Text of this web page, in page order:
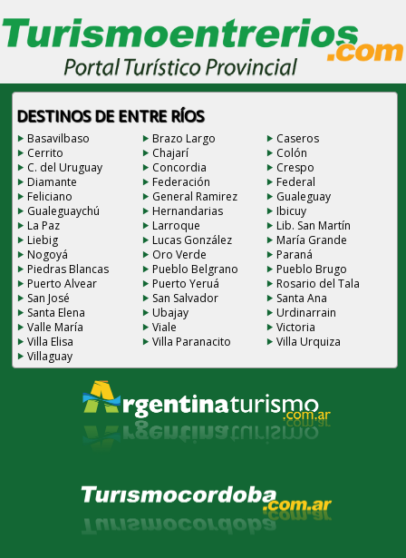
DESTINOS DE ENTRE RÍOS
Basavilbaso Brazo Largo
Caseros
Cerrito
Chajarí
Colón
C. del Uruguay
Concordia
Crespo
Diamante
Federación
Federal
Feliciano
General Ramirez
Gualeguay
Gualeguaychú
Hernandarias
Ibicuy
La Paz
Larroque
Lib. San Martín
Liebig
Lucas González
María Grande
Nogoyá
Oro Verde
Paraná
Piedras Blancas
Pueblo Belgrano
Pueblo Brugo
Puerto Alvear
Puerto Yeruá
Rosario del Tala
San José
San Salvador
Santa Ana
Santa Elena
Ubajay
Urdinarrain
Valle María
Viale
Victoria
Villa Elisa
Villa Paranacito
Villa Urquiza
Villaguay